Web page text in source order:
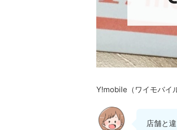
Y!mobile（ワイモバイ
店舗と